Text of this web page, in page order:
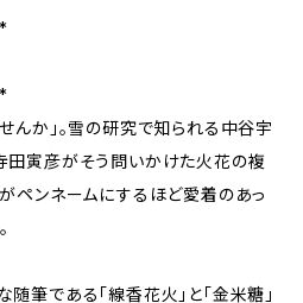
んか」。雪の研究で知られる中谷宇
田寅彦がそう問いかけた火花の複
ペンネームにするほど愛着のあっ
筆である「線香花火」と「金米糖」